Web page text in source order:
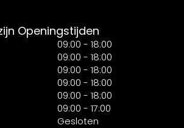
Openingstijden
09:00 - 18:00
09:00 - 18:00
09:00 - 18:00
09:00 - 18:00
09:00 - 18:00
09:00 - 17:00
Gesloten